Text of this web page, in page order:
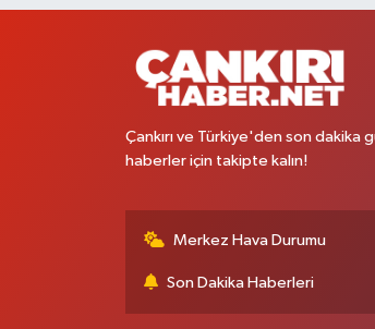
Çankırı ve Türkiye'den son dakika
haberler için takipte kalın!
Merkez Hava Durumu
Son Dakika Haberleri